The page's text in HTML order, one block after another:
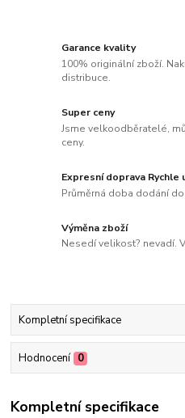
Garance kvality
100% originální zboží.
distribuce.
Super ceny
Jsme velkoodběratelé,
ceny.
Expresní doprava Rychle
Průměrná doba dodání do
Výměna zboží
Nesedí velikost? nevadí.
Kompletní specifikace
Hodnocení 0
Kompletní specifikace